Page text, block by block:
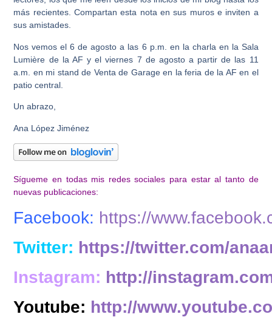
más recientes. Compartan esta nota en sus muros e inviten a
sus amistades.
Nos vemos el 6 de agosto a las 6 p.m. en la charla en la Sala
Lumière de la AF y el viernes 7 de agosto a partir de las 11
a.m. en mi stand de Venta de Garage en la feria de la AF en el
patio central.
Un abrazo,
Ana López Jiménez
Sígueme en todas mis redes sociales para estar al tanto de
nuevas publicaciones:
Facebook: https://
Twitter: https://twitter.com/
Instagram: http://
Youtube: http://